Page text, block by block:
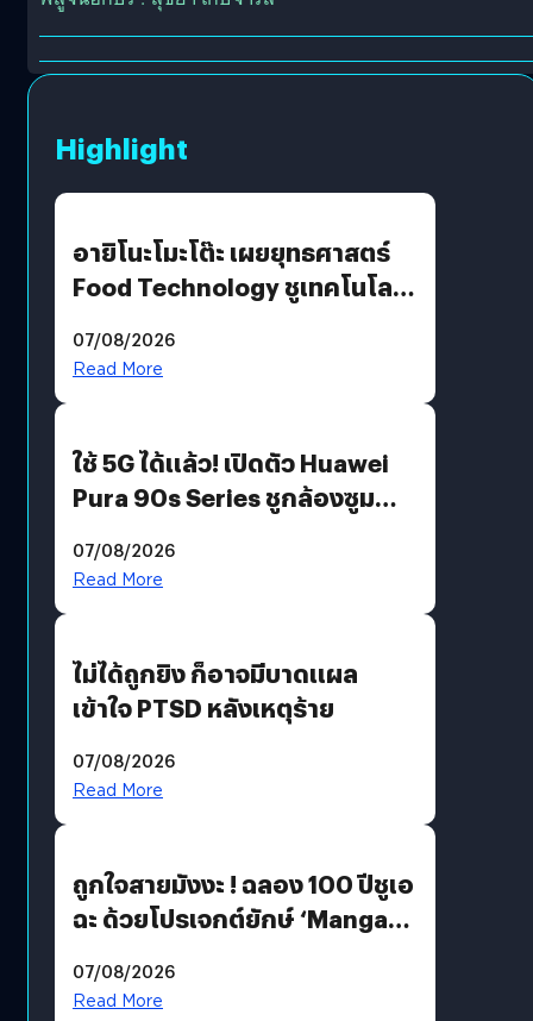
Highlight
อายิโนะโมะโต๊ะ เผยยุทธศาสตร์
Food Technology ชูเทคโนโลยี
บริโภคและ B2B
07/08/2026
Read More
ใช้ 5G ได้แล้ว! เปิดตัว Huawei
Pura 90s Series ชูกล้องซูม
07/08/2026
Read More
ไม่ได้ถูกยิง ก็อาจมีบาดแผล
เข้าใจ PTSD หลังเหตุร้าย
07/08/2026
Read More
ถูกใจสายมังงะ ! ฉลอง 100 ปีชูเอ
ฉะ ด้วยโปรเจกต์ยักษ์ ‘Manga
มีภาษาไทยด้วย
07/08/2026
Read More